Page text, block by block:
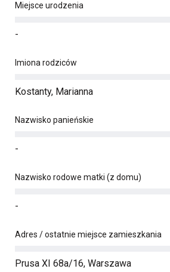
Miejsce urodzenia
-
Imiona rodziców
Kostanty, Marianna
Nazwisko panieńskie
-
Nazwisko rodowe matki (z domu)
-
Adres / ostatnie miejsce zamieszkania
Prusa XI 68a/16, Warszawa